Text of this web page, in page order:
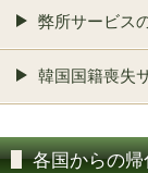
弊所サービス
韓国国籍喪失
各国からの